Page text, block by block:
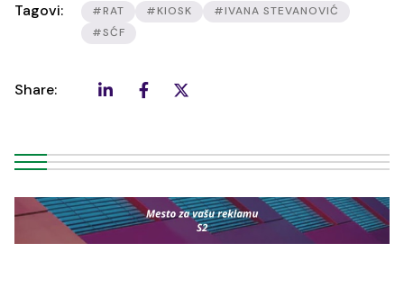
Tagovi: #RAT #KIOSK
#IVANA STEVANOVIĆ
#SĆF
Share: